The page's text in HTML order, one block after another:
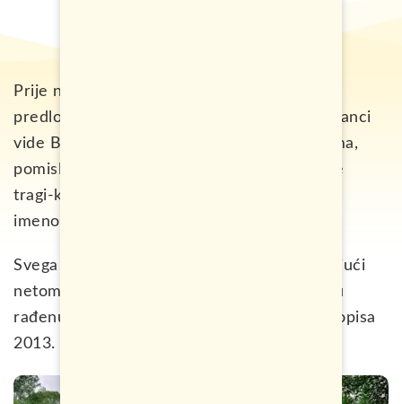
Prije nekoliko dana, jedna čitateljka mi je
predložila da napišem tekst o tome kako stranci
vide Bosnu i Hercegovinu. Interesantna tema,
pomislio sam. Dešavale su mi se raznorazne
tragi-komične stvari koje su imale veze sa
imenom Bosna i Hercegovina do sada.
Svega pola sata nakon tog komentara, surfajući
netom, pronađem jednu zanimljivu statistiku
rađenu od strane američkog turističkog časopisa
2013. godine.